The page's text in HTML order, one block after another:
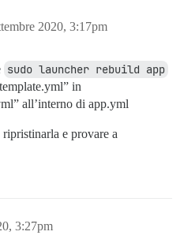
2020, 3:17pm
sudo launcher rebuild app
in
all’interno di app.yml
e provare a
3:27pm